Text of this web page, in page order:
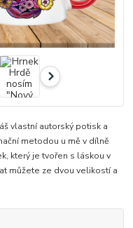
vlastní autorský potisk a
metodou u mě v dílně
který je tvořen s láskou v
můžete ze dvou velikostí a